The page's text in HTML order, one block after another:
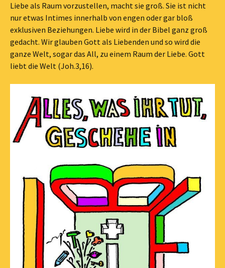
Liebe als Raum vorzustellen, macht sie groß. Sie ist nicht
nur etwas Intimes innerhalb von engen oder gar bloß
exklusiven Beziehungen. Liebe wird in der Bibel ganz groß
gedacht. Wir glauben Gott als Liebenden und so wird die
ganze Welt, sogar das All, zu einem Raum der Liebe. Gott
liebt die Welt (Joh.3,16).